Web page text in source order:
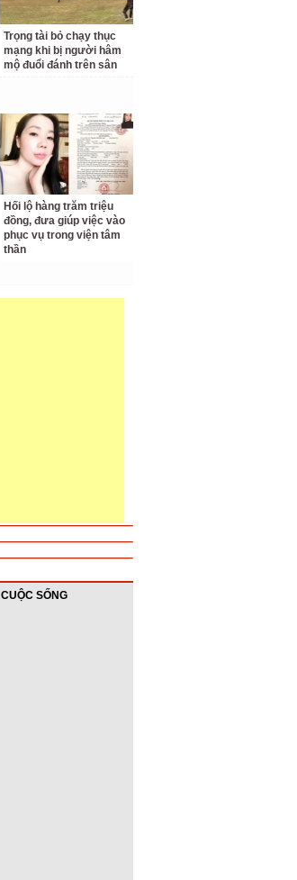
Trọng tài bỏ chạy thục
mạng khi bị người hâm
mộ đuổi đánh trên sân
Hối lộ hàng trăm triệu
đồng, đưa giúp việc vào
phục vụ trong viện tâm
thần
CUỘC SỐNG